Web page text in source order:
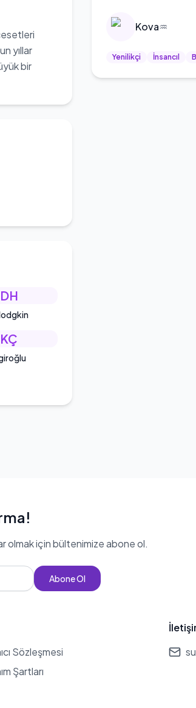
Kova♒
Yenilikçi İnsancıl
yıllar
bir
DH
KÇ
olmak için bültenimize abone ol.
Abone Ol
Sözleşmesi
Şartları